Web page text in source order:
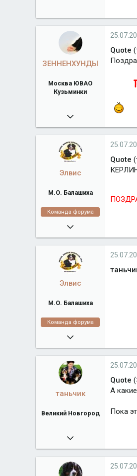
ЗЕННЕНХУНДЫ
Москва ЮВАО
Кузьминки
17.03.2009
4 498
Город
Quote
Элвис
М.О. Балашиха
Команда форума
16.02.2008
38 918
Город
Quote
Элвис
М.О. Балашиха
Команда форума
16.02.2008
38 918
Город
таньчик
Великий Новгород
26.07.2009
14 957
Quote
А
Пока